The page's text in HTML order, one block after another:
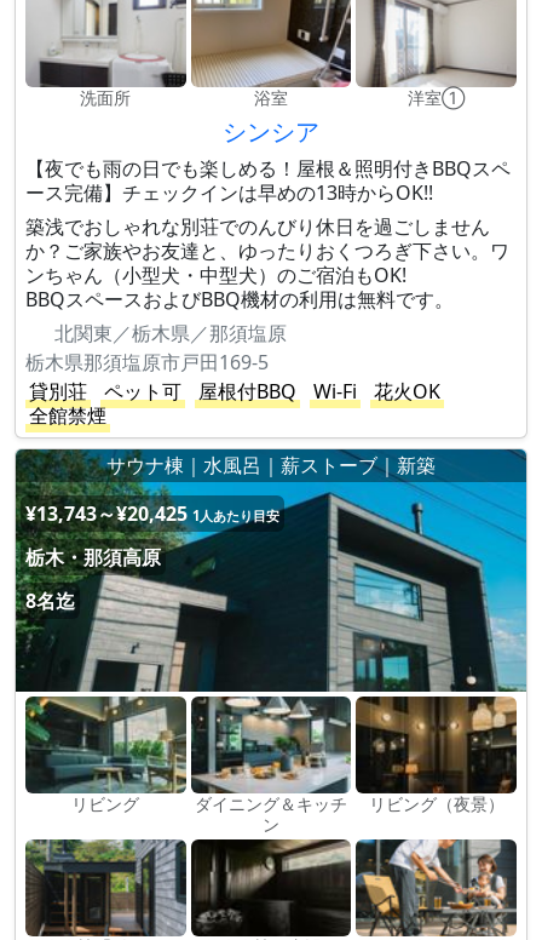
洗面所 浴室 洋室①
シンシア
【夜でも雨の日でも楽しめる！屋根＆照明付きBBQスペ
ース完備】チェックインは早めの13時からOK!!
築浅でおしゃれな別荘でのんびり休日を過ごしません
か？ご家族やお友達と、ゆったりおくつろぎ下さい。ワ
ンちゃん（小型犬・中型犬）のご宿泊もOK!
BBQスペースおよびBBQ機材の利用は無料です。
北関東／栃木県／那須塩原
栃木県那須塩原市戸田169-5
貸別荘
ペット可 屋根付BBQ Wi-Fi
花火OK
全館禁煙
サウナ棟｜水風呂｜薪ストーブ｜新築
¥13,743～¥20,425 1人あたり目安
栃木・那須高原
8名迄
リビング
ダイニング＆キッチ
ン
リビング（夜景）